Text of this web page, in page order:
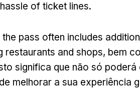
of ticket lines.
the pass often includes
restaurants and shops, bem
significa que não só
melhorar a sua experiência